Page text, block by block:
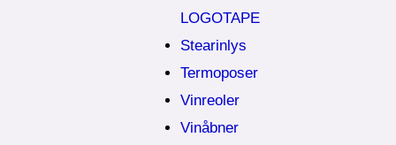
LOGOTAPE
Stearinlys
Termoposer
Vinreoler
Vinåbner